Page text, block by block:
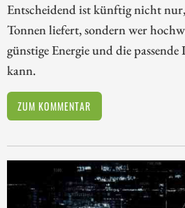
Entscheidend ist künftig nicht
Tonnen liefert, sondern wer
günstige Energie und die
kann.
ZUM KOMMENTAR